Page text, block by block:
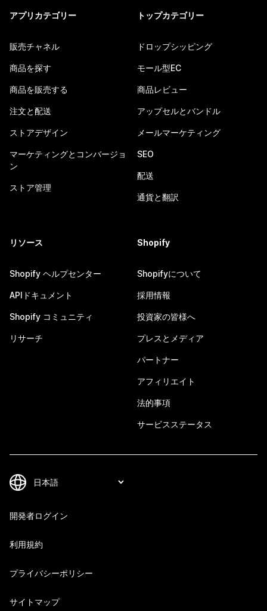
アプリカテゴリー
販売チャネル
商品を探す
商品を販売する
注文と配送
ストアデザイン
マーケティングとコンバージョ
ン
ストア管理
トップカテゴリー
ドロップシッピング
モール型EC
商品レビュー
アップセルとバンドル
メールマーケティング
SEO
配送
通貨と翻訳
リソース
Shopify ヘルプセンター
APIドキュメント
Shopify コミュニティ
リサーチ
Shopify
Shopifyについて
採用情報
投資家の皆様へ
プレスとメディア
パートナー
アフィリエイト
法的事項
サービスステータス
開発者ログイン
利用規約
プライバシーポリシー
サイトマップ